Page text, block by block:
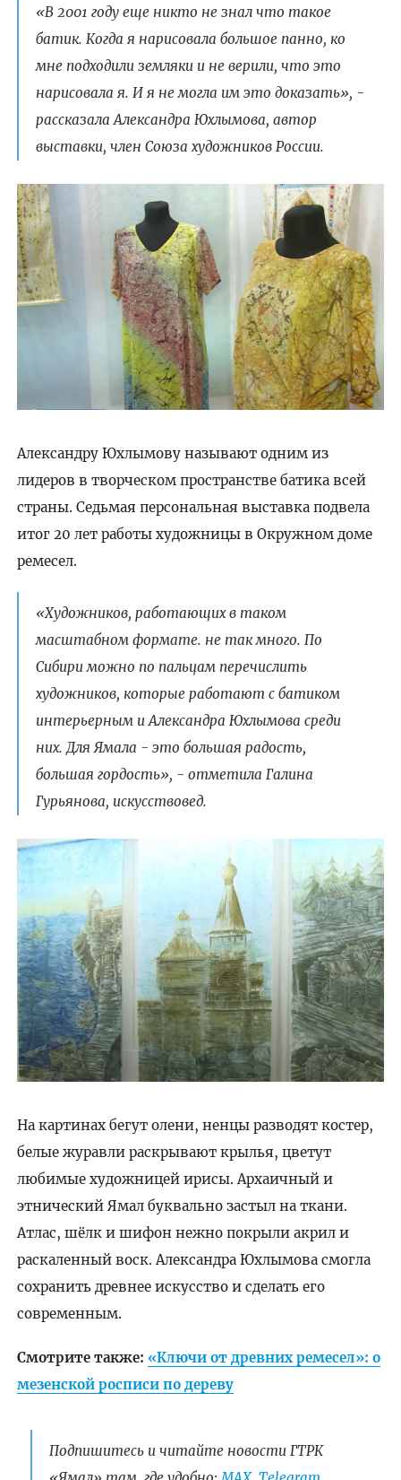
«В 2001 году еще никто не знал что такое
батик. Когда я нарисовала большое панно, ко
мне подходили земляки и не верили, что это
нарисовала я. И я не могла им это доказать», -
рассказала Александра Юхлымова, автор
выставки, член Союза художников России.
Александру Юхлымову называют одним из
лидеров в творческом пространстве батика всей
страны. Седьмая персональная выставка подвела
итог 20 лет работы художницы в Окружном доме
ремесел.
«Художников, работающих в таком
масштабном формате. не так много. По
Сибири можно по пальцам перечислить
художников, которые работают с батиком
интерьерным и Александра Юхлымова среди
них. Для Ямала - это большая радость,
большая гордость», - отметила Галина
Гурьянова, искусствовед.
На картинах бегут олени, ненцы разводят костер,
белые журавли раскрывают крылья, цветут
любимые художницей ирисы. Архаичный и
этнический Ямал буквально застыл на ткани.
Атлас, шёлк и шифон нежно покрыли акрил и
раскаленный воск. Александра Юхлымова смогла
сохранить древнее искусство и сделать его
современным.
Смотрите также: «Ключи от древних ремесел»: о
мезенской росписи по дереву
Подпишитесь и читайте новости ГТРК